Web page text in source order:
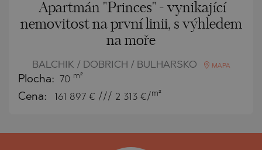
Apartmán "Princes" - vynikající
nemovitost na první linii, s výhledem
na moře
BALCHIK / DOBRICH / BULHARSKO MAPA
Plocha: 70 m²
Cena: 161 897 € /// 2 313 €/ m²